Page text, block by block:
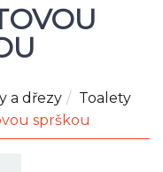
a dřezy
Toalety
sprškou